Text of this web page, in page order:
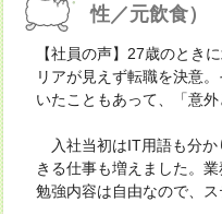
性／元飲食）
【社員の声】27歳のとき
リアが見えず転職を決意
いたこともあって、「意
入社当初はIT用語も分か
きる仕事も増えました。
勉強内容は自由なので、